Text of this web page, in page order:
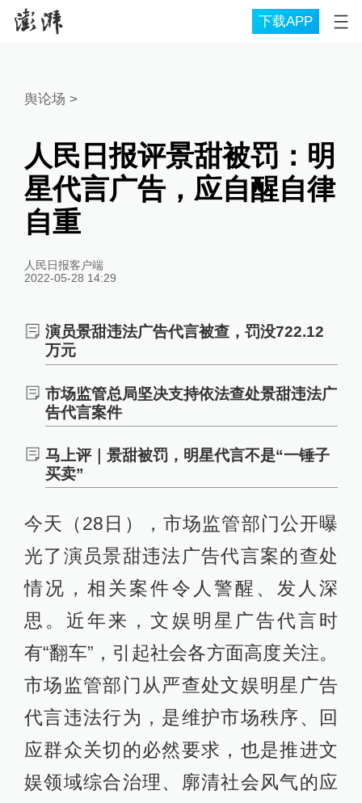
下载APP
舆论场 >
人民日报评景甜被罚：明
星代言广告，应自醒自律
自重
人民日报客户端
2022-05-28 14:29
演员景甜违法广告代言被查，罚没722.12
万元
市场监管总局坚决支持依法查处景甜违法广
告代言案件
马上评｜景甜被罚，明星代言不是“一锤子
买卖”
今天（28日），市场监管部门公开曝
光了演员景甜违法广告代言案的查处
情况，相关案件令人警醒、发人深
思。近年来，文娱明星广告代言时
有“翻车”，引起社会各方面高度关注。
市场监管部门从严查处文娱明星广告
代言违法行为，是维护市场秩序、回
应群众关切的必然要求，也是推进文
娱领域综合治理、廓清社会风气的应